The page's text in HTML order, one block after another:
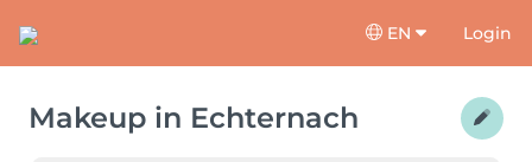
EN Login
Makeup in Echternach